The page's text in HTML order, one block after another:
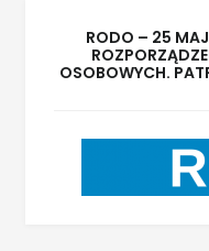
RODO – 25
OSOBOWYCH.